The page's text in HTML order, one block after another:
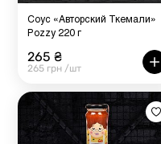
Соус «Авторский Ткемали»
Pozzy 220 г
265 ₴
265 грн /шт